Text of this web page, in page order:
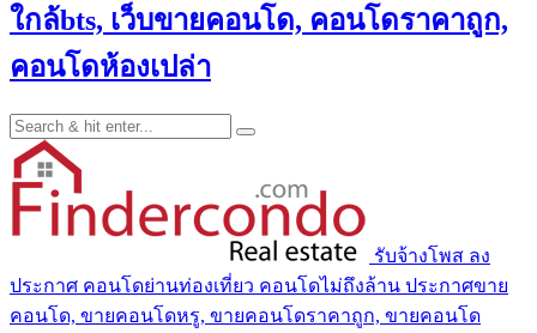
ใกล้bts, เว็บขายคอนโด, คอนโดราคาถูก,
คอนโดห้องเปล่า
รับจ้างโพส ลง
ประกาศ คอนโดย่านท่องเที่ยว คอนโดไม่ถึงล้าน ประกาศขาย
คอนโด, ขายคอนโดหรู, ขายคอนโดราคาถูก, ขายคอนโด